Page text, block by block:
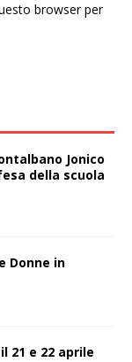
browser per
Jonico
della scuola
Donne in
21 e 22 aprile